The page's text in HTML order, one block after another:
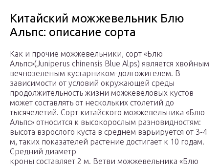
Китайский можжевельник Блю
Альпс: описание сорта
Как и прочие можжевельники, сорт «Блю
Альпс»(Juniperus chinensis Blue Alps) является хвойным
вечнозеленым кустарником-долгожителем. В
зависимости от условий окружающей среды
продолжительность жизни можжевеловых кустов
может составлять от нескольких столетий до
тысячелетий. Сорт китайского можжевельника «Блю
Альпс» относится к высокорослым разновидностям:
высота взрослого куста в среднем варьируется от 3-4
м, таких показателей растение достигает к 10 годам.
Средний диаметр
кроны составляет 2 м. Ветви можжевельника «Блю